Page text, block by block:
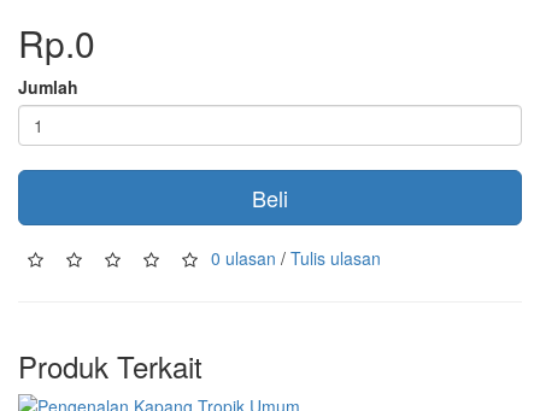
Rp.0
Jumlah
Beli
0 ulasan / Tulis ulasan
Produk Terkait